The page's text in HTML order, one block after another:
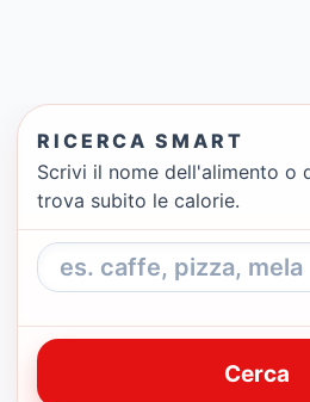
RICERCA SMART
Scrivi il nome dell'alimento o
trova subito le calorie.
Cerca